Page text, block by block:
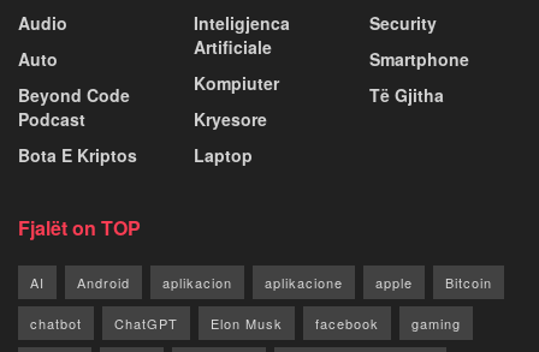
Audio
Auto
Beyond Code
Podcast
Bota E Kriptos
Inteligjenca
Artificiale
Kompiuter
Kryesore
Laptop
Security
Smartphone
Të Gjitha
Fjalët on TOP
AI Android aplikacion aplikacione apple Bitcoin
chatbot ChatGPT Elon Musk facebook gaming